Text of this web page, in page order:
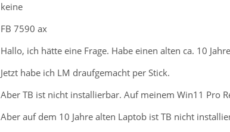
keine
FB 7590 ax
Hallo, ich hätte eine Frage. Habe einen alten ca. 10
Jetzt habe ich LM draufgemacht per Stick.
Aber TB ist nicht installierbar. Auf meinem Win11 Pro
Aber auf dem 10 Jahre alten Laptob ist TB nicht